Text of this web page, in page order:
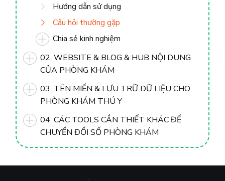
Hướng dẫn sử dụng
Câu hỏi thường gặp
Chia sẻ kinh nghiệm
02. WEBSITE & BLOG & HUB NỘI DUNG
CỦA PHÒNG KHÁM
03. TÊN MIỀN & LƯU TRỮ DỮ LIỆU CHO
PHÒNG KHÁM THÚ Y
04. CÁC TOOLS CẦN THIẾT KHÁC ĐỂ
CHUYỂN ĐỔI SỐ PHÒNG KHÁM